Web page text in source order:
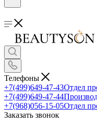
Телефоны
+7(499)649-47-43Отдел
+7(499)649-47-44
+7(968)056-15-05Отдел
Заказать звонок